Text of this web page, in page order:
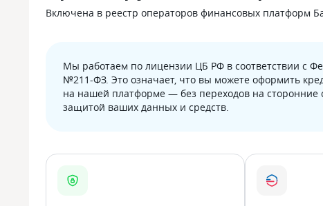
Включена в реестр операторов финансовых платформ
Мы работаем по лицензии ЦБ РФ в соответствии с
№211-ФЗ. Это означает, что вы можете оформить
на нашей платформе — без переходов на сторонние
защитой ваших данных и средств.